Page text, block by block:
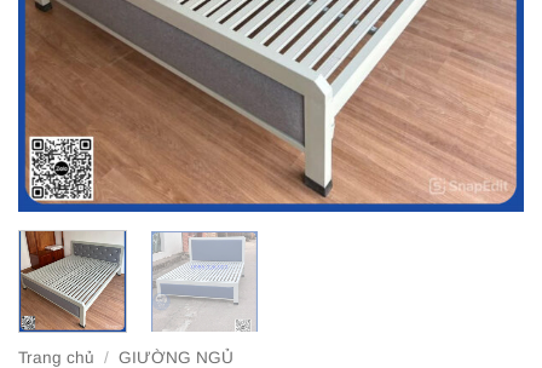
Trang chủ / GIƯỜNG NGỦ